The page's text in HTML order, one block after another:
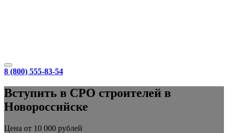
8 (800) 555-83-54
Вступить в СРО строителей в
Новороссийске
Цена от 10 000 рублей